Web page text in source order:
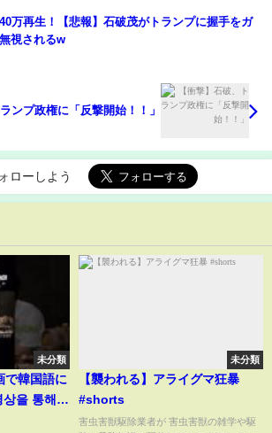
万再生！【悲報】石破茂がトランプに握手をガ
視されるw
ンプ政権に「反撃開始！！」
ローしよう
未分類
で韓国語に
을 통해
未分類
【襲われる】アライグマ狂暴
#shorts
害虫害獣駆除業者が 害虫害獣の雑学や駆